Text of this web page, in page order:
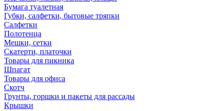
Бумага туалетная
Губки, салфетки, бытовые тряпки
Салфетки
Полотенца
Мешки, сетки
Скатерти, платочки
Товары для пикника
Шпагат
Товары для офиса
Скотч
Грунты, горшки и пакеты для рассады
Крышки